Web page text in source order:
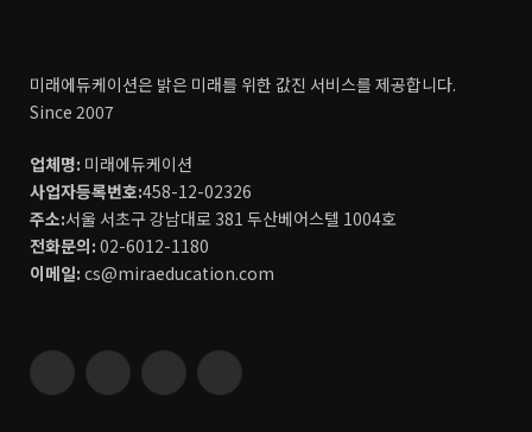
미래에듀케이션은 밝은 미래를 위한 값진 서비스를 제공합니다.
Since 2007
업체명: 미래에듀케이션
사업자등록번호:458-12-02326
주소:서울 서초구 강남대로 381 두산베어스텔 1004호
전화문의: 02-6012-1180
이메일: cs@miraeducation.com
InstagramVimeo YouTube RSS